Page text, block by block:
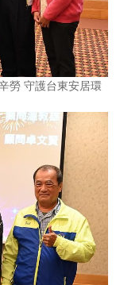
勞 守護台東安居環